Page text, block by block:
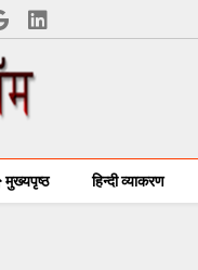
मुख्यपृष्ठ हिन्दी व्याकरण